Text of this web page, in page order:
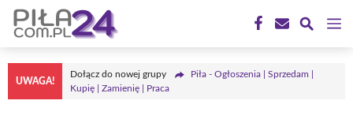
Przejdź
treści
UWAGA!
Dołącz do nowej grupy
Piła - Ogłoszenia | Sprzedam |
Kupię | Zamienię | Praca